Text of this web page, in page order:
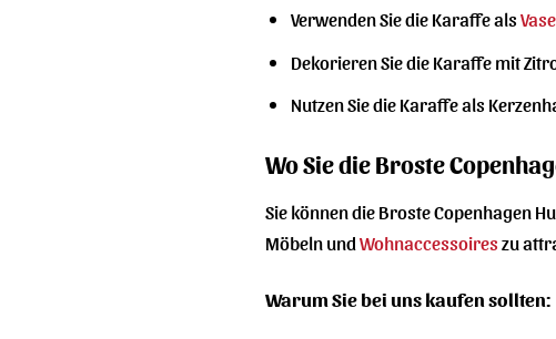
Verwenden Sie die Karaffe alsVase
Dekorieren Sie die Karaffe mit
Nutzen Sie die Karaffe als
Wo Sie die Broste
Sie können die Broste Copenhagen
Möbeln undWohnaccessoireszu
Warum Sie bei uns kaufen sollten: